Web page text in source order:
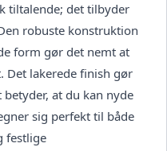
tiltalende; det tilbyder
robuste konstruktion
form gør det nemt at
Det lakerede finish gør
at du kan nyde
sig perfekt til både
festlige